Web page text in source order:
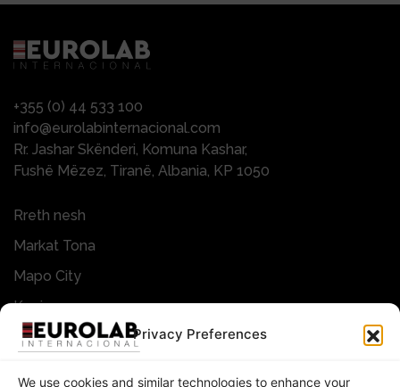
Privacy Preferences
We use cookies and similar technologies to enhance your
+355 (0) 44 533 100
info@eurolabinternacional.com
Rr. Jashar Skënderi, Komuna Kashar,
Fushë Mëzez, Tiranë, Albania, KP 1050
Rreth nesh
Markat Tona
Mapo City
Karriera
Lajme&Evente